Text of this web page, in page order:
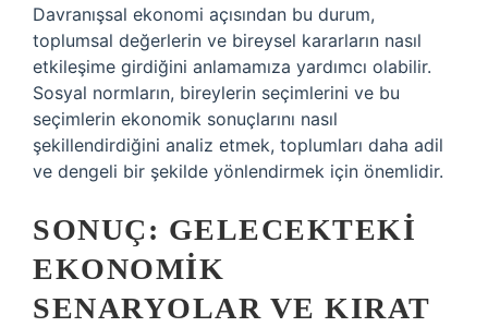
Davranışsal ekonomi açısından bu durum,
toplumsal değerlerin ve bireysel kararların nasıl
etkileşime girdiğini anlamamıza yardımcı olabilir.
Sosyal normların, bireylerin seçimlerini ve bu
seçimlerin ekonomik sonuçlarını nasıl
şekillendirdiğini analiz etmek, toplumları daha adil
ve dengeli bir şekilde yönlendirmek için önemlidir.
SONUÇ: GELECEKTEKI
EKONOMIK
SENARYOLAR VE KIRAT